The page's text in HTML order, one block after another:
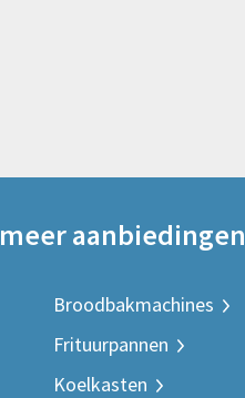
aanbiedingen
Broodbakmachines
Frituurpannen
Koelkasten